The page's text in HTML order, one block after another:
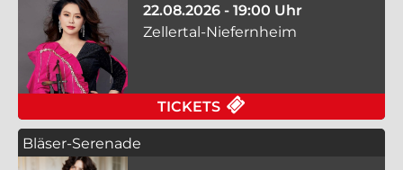
22.08.2026 - 19:00 Uhr
Zellertal-Niefernheim
TICKETS
Bläser-Serenade